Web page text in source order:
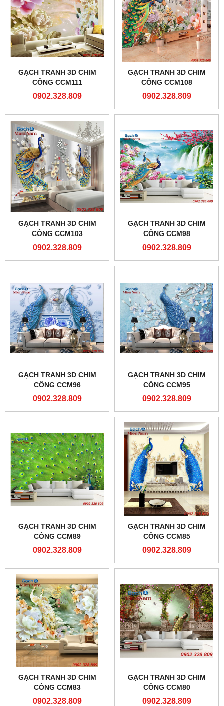
GẠCH TRANH 3D CHIM
CÔNG CCM111
0902.328.809
GẠCH TRANH 3D CHIM
CÔNG CCM108
0902.328.809
GẠCH TRANH 3D CHIM
CÔNG CCM103
0902.328.809
GẠCH TRANH 3D CHIM
CÔNG CCM98
0902.328.809
GẠCH TRANH 3D CHIM
CÔNG CCM96
0902.328.809
GẠCH TRANH 3D CHIM
CÔNG CCM95
0902.328.809
GẠCH TRANH 3D CHIM
CÔNG CCM89
0902.328.809
GẠCH TRANH 3D CHIM
CÔNG CCM85
0902.328.809
GẠCH TRANH 3D CHIM
CÔNG CCM83
0902.328.809
GẠCH TRANH 3D CHIM
CÔNG CCM80
0902.328.809